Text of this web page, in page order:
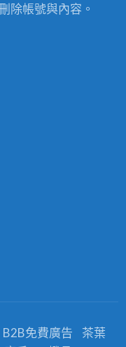
除帳號與內容。
B2B免費廣告
茶葉